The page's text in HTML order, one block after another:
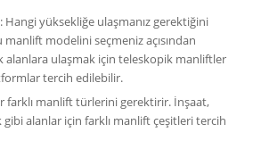
Hangi yüksekliğe ulaşmanız gerektiğini
modelini seçmeniz açısından
alanlara ulaşmak için teleskopik manliftler
tercih edilebilir.
farklı manlift türlerini gerektirir. İnşaat,
gibi alanlar için farklı manlift çeşitleri tercih